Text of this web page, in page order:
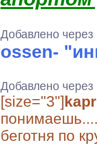
Добавлено через
ossen-
Добавлено
[size="3"]
беготня по